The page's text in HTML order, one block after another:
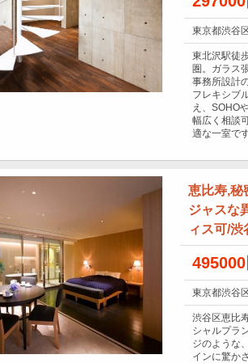
東京都渋谷
東北沢駅徒
圏。ガラス
事務所設計
フレキシブ
え、SOHO
幅広く相談
適な一室で
恵比寿,秘
ジャスな
ィス可/
東京都渋谷
渋谷区恵比
シャルプラ
ジのような
インに驚か